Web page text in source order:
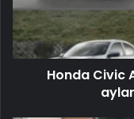
Honda Civic